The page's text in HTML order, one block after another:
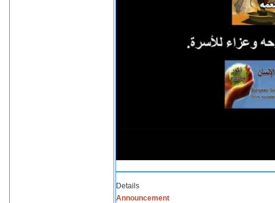
Details
Announcement